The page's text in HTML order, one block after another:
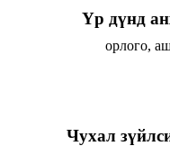
Үр дүнд
орлого,
Чухал